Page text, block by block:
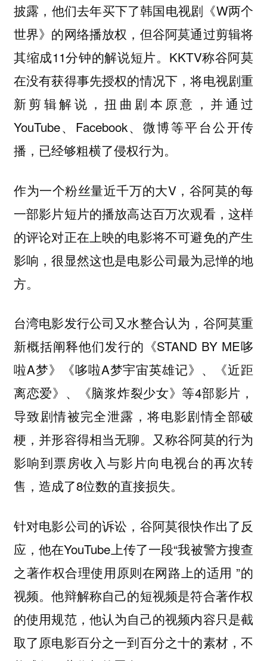
披露，他们去年买下了韩国电视剧《W两个
世界》的网络播放权，但谷阿莫通过剪辑将
其缩成11分钟的解说短片。KKTV称谷阿莫
在没有获得事先授权的情况下，将电视剧重
新剪辑解说，扭曲剧本原意，并通过
YouTube、Facebook、微博等平台公开传
播，已经够粗横了侵权行为。
作为一个粉丝量近千万的大V，谷阿莫的每
一部影片短片的播放高达百万次观看，这样
的评论对正在上映的电影将不可避免的产生
影响，很显然这也是电影公司最为忌惮的地
方。
台湾电影发行公司又水整合认为，谷阿莫重
新概括阐释他们发行的《STAND BY ME哆
啦A梦》《哆啦A梦宇宙英雄记》、《近距
离恋爱》、《脑浆炸裂少女》等4部影片，
导致剧情被完全泄露，将电影剧情全部破
梗，并形容得相当无聊。又称谷阿莫的行为
影响到票房收入与影片向电视台的再次转
售，造成了8位数的直接损失。
针对电影公司的诉讼，谷阿莫很快作出了反
应，他在YouTube上传了一段“我被警方搜查
之著作权合理使用原则在网路上的适用 ”的
视频。他辩解称自己的短视频是符合著作权
的使用规范，他认为自己的视频内容只是截
取了原电影百分之一到百分之十的素材，不